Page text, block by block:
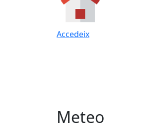
Accedeix
Meteo